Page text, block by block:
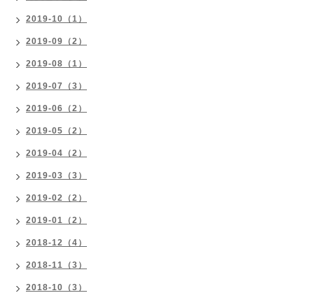
2019-10（1）
2019-09（2）
2019-08（1）
2019-07（3）
2019-06（2）
2019-05（2）
2019-04（2）
2019-03（3）
2019-02（2）
2019-01（2）
2018-12（4）
2018-11（3）
2018-10（3）